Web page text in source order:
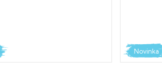
Novinka